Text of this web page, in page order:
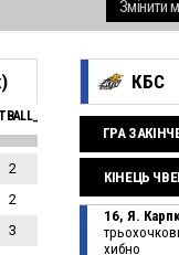
2
2
3
КБС
ГРА
КІНЕЦЬ
16, Я.
хибно